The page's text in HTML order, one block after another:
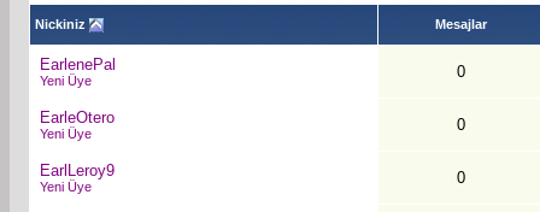
Nickiniz Mesajlar
EarlenePal
Yeni Üye 0
EarleOtero
Yeni Üye 0
EarlLeroy9
Yeni Üye 0